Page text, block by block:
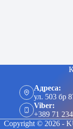
Адреса:
ул. 503 бр
Viber:
+389 71
Copyright © 2026 -